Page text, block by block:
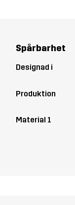
Spårbarhet
Designad i
Produktion
Material 1